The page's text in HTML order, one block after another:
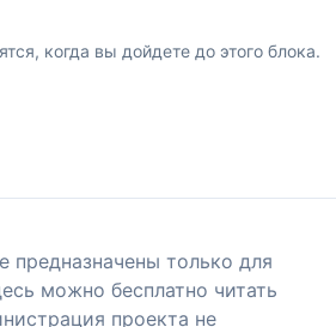
когда вы дойдете до этого блока.
предназначены только для
можно бесплатно читать
проекта не